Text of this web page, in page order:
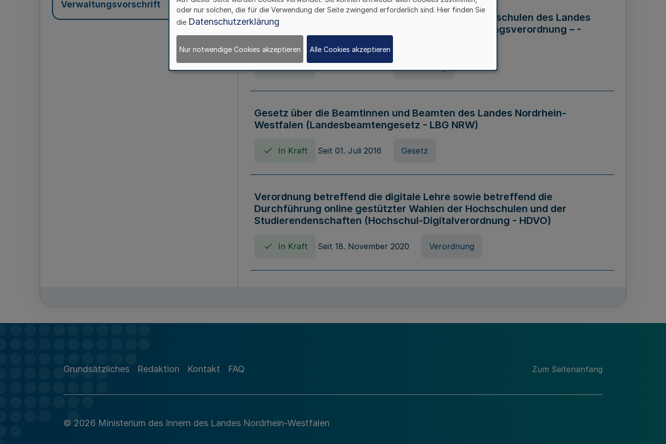
Verwaltungsvorschrift
Verordnung über die Wirtschaftsführung der Hochschulen des Landes
Nordrhein-Westfalen (Hochschulwirtschaftsführungsverordnung – -
Gesetz über die Beamtinnen und Beamten des Landes Nordrhein-
Westfalen (Landesbeamtengesetz - LBG NRW)
In Kraft Seit 01. Juli 2016 Gesetz
Verordnung betreffend die digitale Lehre sowie betreffend die
Durchführung online gestützter Wahlen der Hochschulen und der
Studierendenschaften (Hochschul-Digitalverordnung - HDVO)
In Kraft Seit 18. November 2020 Verordnung
(Hochschulabgabenverordnung - HAbg-VO)
Gesetz über die Kunsthochschulen des Landes Nordrhein-Westfalen
Grundsätzliches Redaktion Kontakt FAQ Zum Seitenanfang
© 2026 Ministerium des Innern des Landes Nordrhein-Westfalen
oder nur solchen, die für die Verwendung der Seite zwingend erforderlich sind. Hier finden Sie
die Datenschutzerklärung
Nur notwendige Cookies akzeptieren Alle Cookies akzeptieren